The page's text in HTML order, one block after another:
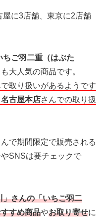
屋に3店舗、東京に2店舗
ちご羽二重（はぶた
も大人気の商品です。
取り扱いがあるようです
名古屋本店さんでの取り扱
で期間限定で販売される
SNSは要チェックで
」さんの「いちご羽二
すめ商品やお取り寄せに